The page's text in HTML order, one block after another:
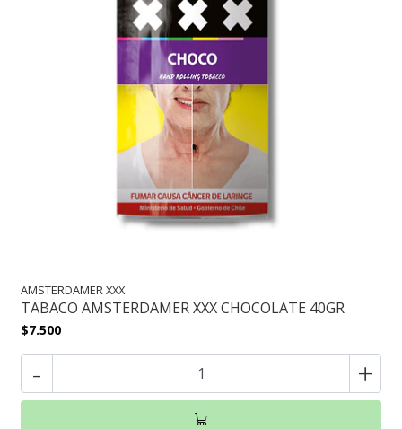
AMSTERDAMER XXX
TABACO AMSTERDAMER XXX CHOCOLATE 40GR
$7.500
- +